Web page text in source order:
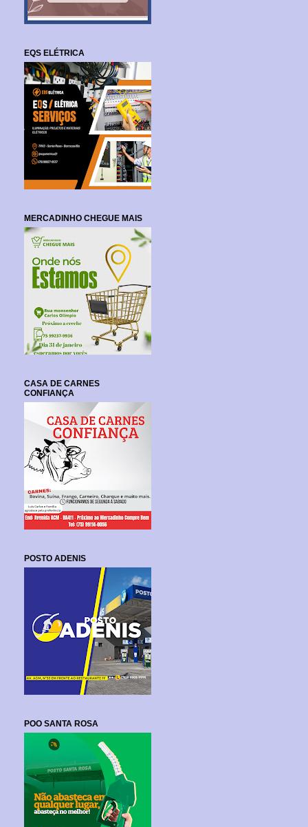
EQS ELÉTRICA
MERCADINHO CHEGUE MAIS
CASA DE CARNES
CONFIANÇA
POSTO ADENIS
POO SANTA ROSA